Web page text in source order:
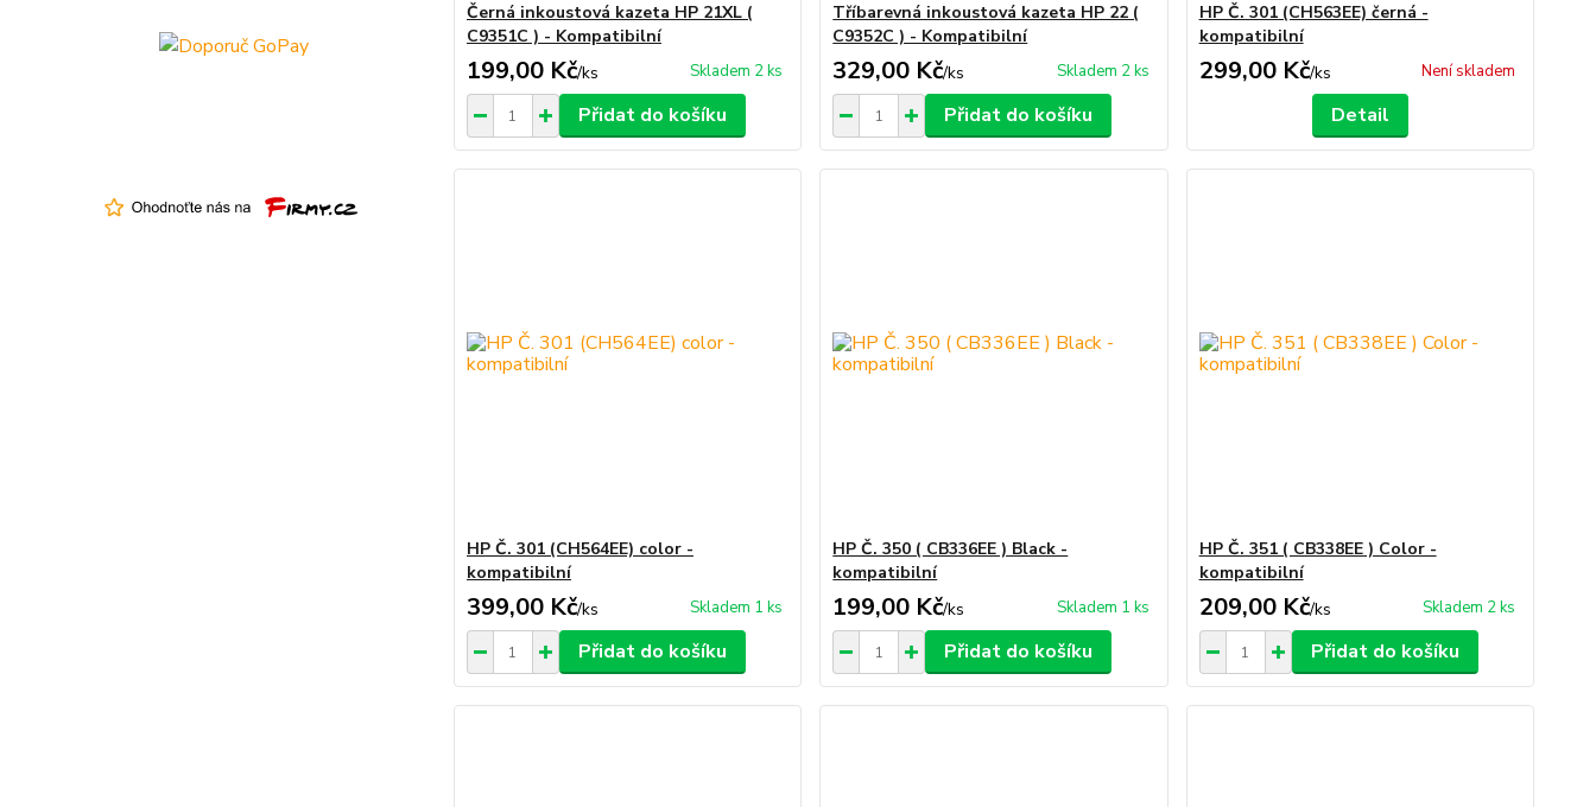
Černá inkoustová kazeta HP 21XL (
C9351C ) - Kompatibilní
199,00 Kč/ks Skladem 2 ks
Přidat do košíku
Tříbarevná inkoustová kazeta HP 22 (
C9352C ) - Kompatibilní
329,00 Kč/ks Skladem 2 ks
Přidat do košíku
HP Č. 301 (CH563EE) černá -
kompatibilní
299,00 Kč/ks Není skladem
Detail
HP Č. 301 (CH564EE) color -
kompatibilní
399,00 Kč/ks Skladem 1 ks
Přidat do košíku
HP Č. 350 ( CB336EE ) Black -
kompatibilní
199,00 Kč/ks Skladem 1 ks
Přidat do košíku
HP Č. 351 ( CB338EE ) Color -
kompatibilní
209,00 Kč/ks Skladem 2 ks
Přidat do košíku